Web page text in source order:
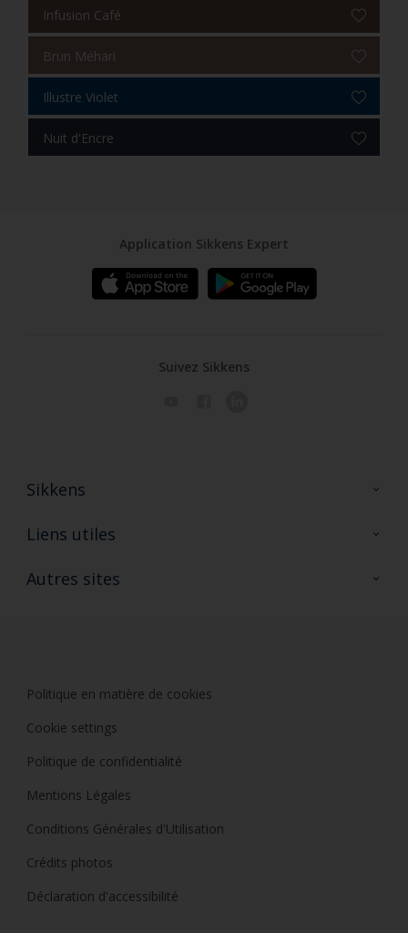
Infusion Café
Brun Méhari
Illustre Violet
Nuit d'Encre
Application Sikkens Expert
Suivez Sikkens
Sikkens
A propos de Sikkens
Liens utiles
Ouvrir un magasin PASS
Autres sites
Politique en matière de cookies
Cookie settings
Politique de confidentialité
Mentions Légales
Conditions Générales d'Utilisation
Crédits photos
Déclaration d'accessibilité